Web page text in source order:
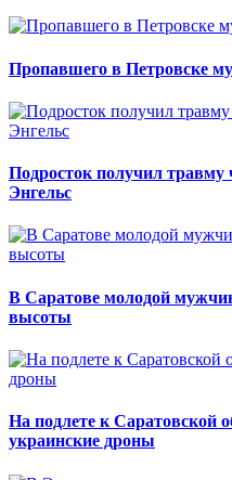
Пропавшего в Петровске
Подросток получил
Энгельс
В Саратове молодой
высоты
На подлете к Саратовской
украинские дроны